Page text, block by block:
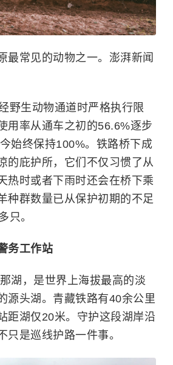
最常见的动物之一。澎湃新闻
野生动物通道时严格执行限
用率从通车之初的56.6%逐步
始终保持100%。铁路桥下成
的庇护所，它们不仅习惯了从
热时或者下雨时还会在桥下乘
种群数量已从保护初期的不足
只。
务工作站
湖，是世界上海拔最高的淡
源头湖。青藏铁路有40余公里
距湖仅20米。守护这段湖岸沿
只是巡线护路一件事。